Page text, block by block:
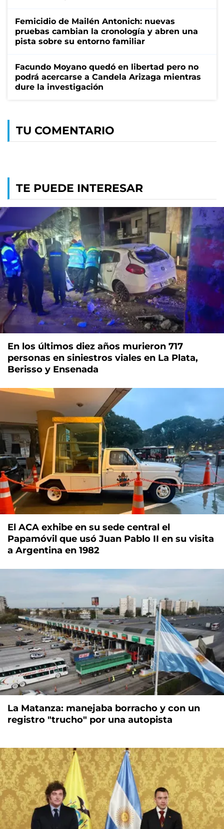
Femicidio de Mailén Antonich: nuevas
pruebas cambian la cronología y abren una
pista sobre su entorno familiar
Facundo Moyano quedó en libertad pero no
podrá acercarse a Candela Arizaga mientras
dure la investigación
TU COMENTARIO
TE PUEDE INTERESAR
En los últimos diez años murieron 717
personas en siniestros viales en La Plata,
Berisso y Ensenada
El ACA exhibe en su sede central el
Papamóvil que usó Juan Pablo II en su visita
a Argentina en 1982
La Matanza: manejaba borracho y con un
registro "trucho" por una autopista